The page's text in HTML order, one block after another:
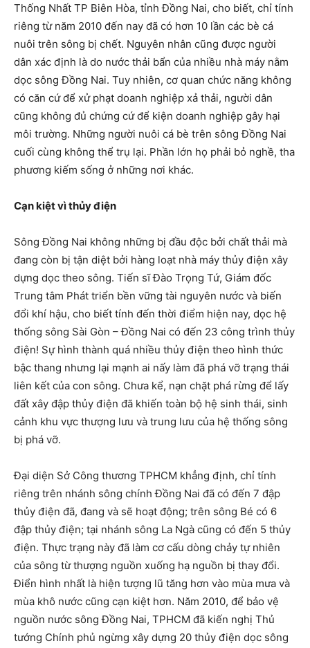
Thống Nhất TP Biên Hòa, tỉnh Đồng Nai, cho biết, chỉ tính
riêng từ năm 2010 đến nay đã có hơn 10 lần các bè cá
nuôi trên sông bị chết. Nguyên nhân cũng được người
dân xác định là do nước thải bẩn của nhiều nhà máy nằm
dọc sông Đồng Nai. Tuy nhiên, cơ quan chức năng không
có căn cứ để xử phạt doanh nghiệp xả thải, người dân
cũng không đủ chứng cứ để kiện doanh nghiệp gây hại
môi trường. Những người nuôi cá bè trên sông Đồng Nai
cuối cùng không thể trụ lại. Phần lớn họ phải bỏ nghề, tha
phương kiếm sống ở những nơi khác.
Cạn kiệt vì thủy điện
Sông Đồng Nai không những bị đầu độc bởi chất thải mà
đang còn bị tận diệt bởi hàng loạt nhà máy thủy điện xây
dựng dọc theo sông. Tiến sĩ Đào Trọng Tứ, Giám đốc
Trung tâm Phát triển bền vững tài nguyên nước và biến
đổi khí hậu, cho biết tính đến thời điểm hiện nay, dọc hệ
thống sông Sài Gòn – Đồng Nai có đến 23 công trình thủy
điện! Sự hình thành quá nhiều thủy điện theo hình thức
bậc thang nhưng lại mạnh ai nấy làm đã phá vỡ trạng thái
liên kết của con sông. Chưa kể, nạn chặt phá rừng để lấy
đất xây đập thủy điện đã khiến toàn bộ hệ sinh thái, sinh
cảnh khu vực thượng lưu và trung lưu của hệ thống sông
bị phá vỡ.
Đại diện Sở Công thương TPHCM khẳng định, chỉ tính
riêng trên nhánh sông chính Đồng Nai đã có đến 7 đập
thủy điện đã, đang và sẽ hoạt động; trên sông Bé có 6
đập thủy điện; tại nhánh sông La Ngà cũng có đến 5 thủy
điện. Thực trạng này đã làm cơ cấu dòng chảy tự nhiên
của sông từ thượng nguồn xuống hạ nguồn bị thay đổi.
Điển hình nhất là hiện tượng lũ tăng hơn vào mùa mưa và
mùa khô nước cũng cạn kiệt hơn. Năm 2010, để bảo vệ
nguồn nước sông Đồng Nai, TPHCM đã kiến nghị Thủ
tướng Chính phủ ngừng xây dựng 20 thủy điện dọc sông